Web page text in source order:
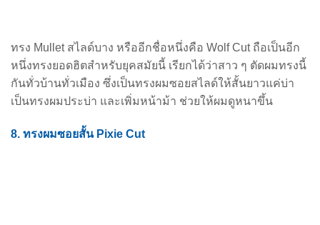
ทรง Mullet สไลด์บาง หรืออีกชื่อหนึ่งคือ Wolf Cut ถือเป็นอีก
หนึ่งทรงยอดฮิตสำหรับยุคสมัยนี้ เรียกได้ว่าสาว ๆ ตัดผมทรงนี้
กันทั่วบ้านทั่วเมือง ซึ่งเป็นทรงผมซอยสไลด์ให้สั้นยาวแค่บ่า
เป็นทรงผมประบ่า และเพิ่มหน้าม้า ช่วยให้ผมดูหนาขึ้น
8. ทรงผมซอยสั้น Pixie Cut